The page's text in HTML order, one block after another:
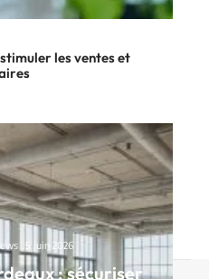
les ventes et
5 juin 2026
: sécuriser